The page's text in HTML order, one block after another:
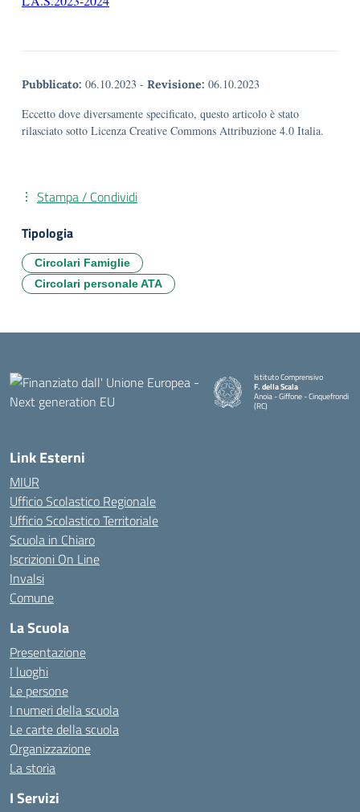
Pubblicato: 06.10.2023 - Revisione: 06.10.2023
Eccetto dove diversamente specificato, questo articolo è stato
rilasciato sotto Licenza Creative Commons Attribuzione 4.0 Italia.
Stampa / Condividi
Tipologia
Circolari Famiglie
Circolari personale ATA
Istituto Comprensivo
F. della Scala
Anoia - Giffone - Cinquefrondi
(RC)
Link Esterni
MIUR
Ufficio Scolastico Regionale
Ufficio Scolastico Territoriale
Scuola in Chiaro
Iscrizioni On Line
Invalsi
Comune
La Scuola
Presentazione
I luoghi
Le persone
I numeri della scuola
Le carte della scuola
Organizzazione
La storia
I Servizi